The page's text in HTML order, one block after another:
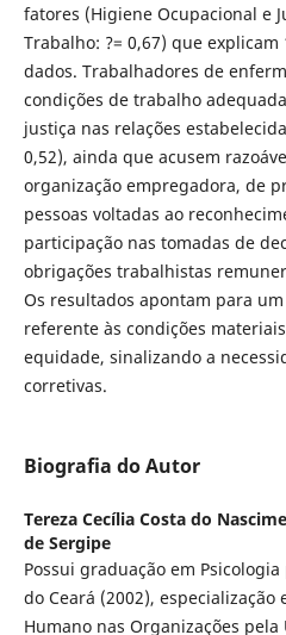
fatores (Higiene Ocupacional e
Trabalho: ?= 0,67) que explicam
dados. Trabalhadores de
condições de trabalho
justiça nas relações
0,52), ainda que acusem
organização empregadora, de
pessoas voltadas ao
participação nas tomadas de
obrigações trabalhistas
Os resultados apontam para
referente às condições
equidade, sinalizando a
corretivas.
Biografia do Autor
Tereza Cecília Costa do
de Sergipe
Possui graduação em
do Ceará (2002), especialização
Humano nas Organizações